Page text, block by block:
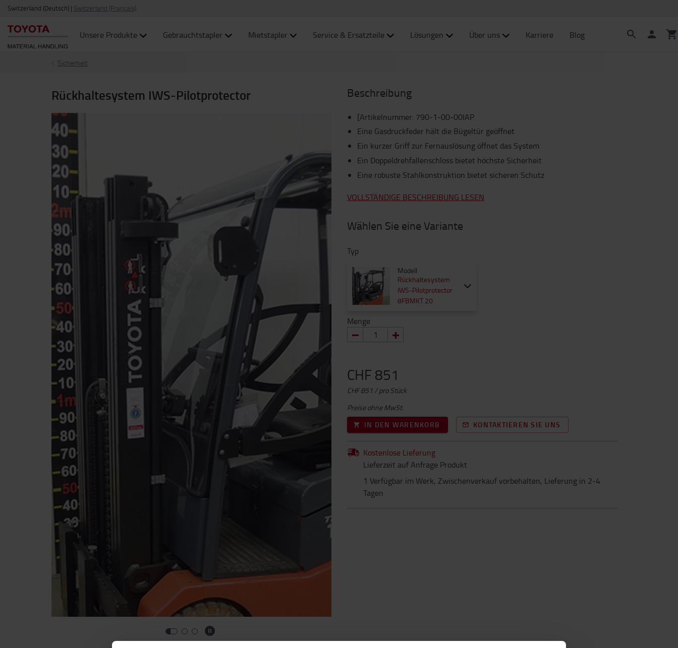
Switzerland (Deutsch) | Switzerland (Français)
Unsere Produkte Gebrauchtstapler Mietstapler Service & Ersatzteile Lösungen Über uns Karriere Blog
Sicherheit
Rückhaltesystem IWS-Pilotprotector Beschreibung
[Artikelnummer: 790-1-00-00IAP
Eine Gasdruckfeder hält die Bügeltür geöffnet
Ein kurzer Griff zur Fernauslösung öffnet das System
Ein Doppeldrehfallenschloss bietet höchste Sicherheit
Eine robuste Stahlkonstruktion bietet sicheren Schutz
VOLLSTÄNDIGE BESCHREIBUNG LESEN
Wählen Sie eine Variante
Typ
Modell
Rückhaltesystem
IWS-Pilotprotector
8FBMKT 20
Menge
CHF 851
CHF 851 / pro Stück
Preise ohne MwSt.
IN DEN WARENKORB
KONTAKTIEREN SIE UNS
Kostenlose Lieferung
Lieferzeit auf Anfrage Produkt
1 Verfügbar im Werk, Zwischenverkauf vorbehalten, Lieferung in 2-4
Tagen